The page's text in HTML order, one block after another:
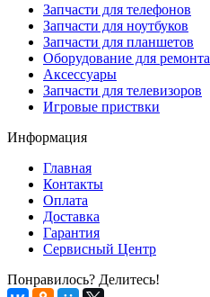
Запчасти для телефонов
Запчасти для ноутбуков
Запчасти для планшетов
Оборудование для ремонта
Аксессуары
Запчасти для телевизоров
Игровые приствки
Информация
Главная
Контакты
Оплата
Доставка
Гарантия
Сервисный Центр
Понравилось? Делитесь!